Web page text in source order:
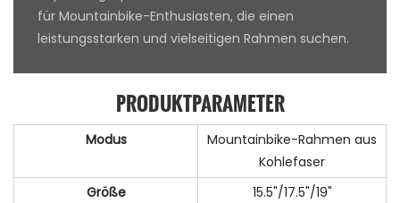
für Mountainbike-Enthusiasten, die einen
leistungsstarken und vielseitigen Rahmen suchen.
PRODUKTPARAMETER
Modus
Mountainbike-Rahmen aus
Kohlefaser
Größe
15.5"/17.5"/19"